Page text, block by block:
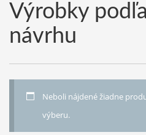
Fragrant trees
Moths repellent
Guličky do topánok
Osviežovač stromček
Výrobky podľa Vášho návrhu
Výrobky
návrhu
Neboli nájdené žiadne
výberu.